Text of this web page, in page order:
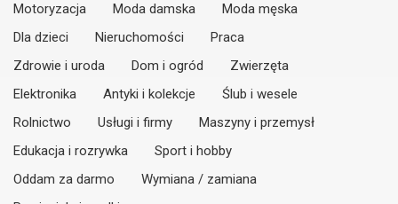
Motoryzacja Moda damska
Moda męska
Dla dzieci
Nieruchomości
Praca
Zdrowie i uroda
Dom i ogród
Zwierzęta
Elektronika
Antyki i kolekcje
Ślub i wesele
Rolnictwo
Usługi i firmy
Maszyny i przemysł
Edukacja i rozrywka
Sport i hobby
Oddam za darmo
Wymiana / zamiana